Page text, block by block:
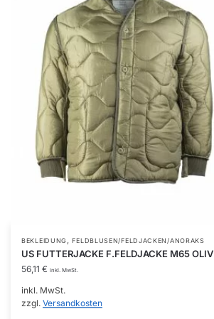
BEKLEIDUNG,FELDBLUSEN/FELDJACKEN/ANORAKS
US FUTTERJACKE F.FELDJACKE M65 OLIV
56,11 € inkl. MwSt.
inkl. MwSt.
zzgl. Versandkosten
Dieses
Produkt
weist
mehrere
Varianten